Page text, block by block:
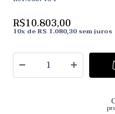
R$10.803,00
10x deR$ 1.080,30 sem juros